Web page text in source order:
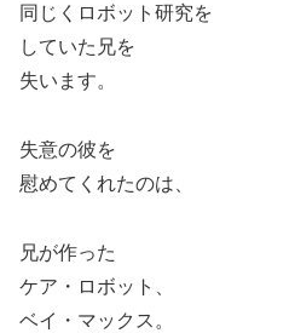
同じくロボット研究を
していた兄を
失います。
失意の彼を
慰めてくれたのは、
兄が作った
ケア・ロボット、
ベイ・マックス。